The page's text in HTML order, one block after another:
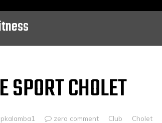
SPORT CHOLET
pkalamba1 zero comment Club Cholet